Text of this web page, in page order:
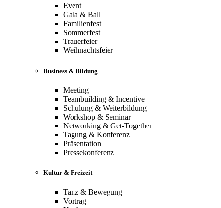
Event
Gala & Ball
Familienfest
Sommerfest
Trauerfeier
Weihnachtsfeier
Business & Bildung
Meeting
Teambuilding & Incentive
Schulung & Weiterbildung
Workshop & Seminar
Networking & Get-Together
Tagung & Konferenz
Präsentation
Pressekonferenz
Kultur & Freizeit
Tanz & Bewegung
Vortrag